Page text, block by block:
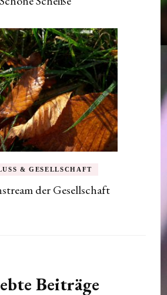
& GESELLSCHAFT
der Gesellschaft
Beiträge